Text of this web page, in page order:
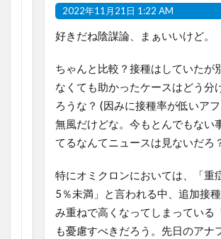
2022年11月21日 1:22 AM
好きだね陰謀論、まぁいいけど。
ちゃんと比較？接種はしていたが
なくても助かったケースはどう分
ろうな？ (因みに接種率が低いア
無風だけどな。今もとんでもない
てるなんてニュースは見ないだろ
特にオミクロンにおいては、「重
5％未満」と言われる中、追加接
み重ねで高くなってしまっている
も憂慮すべきだろう。先日のアナ